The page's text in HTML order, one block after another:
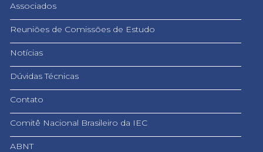
Associados
Reuniões de Comissões de Estudo
Notícias
Dúvidas Técnicas
Contato
Comitê Nacional Brasileiro da IEC
ABNT